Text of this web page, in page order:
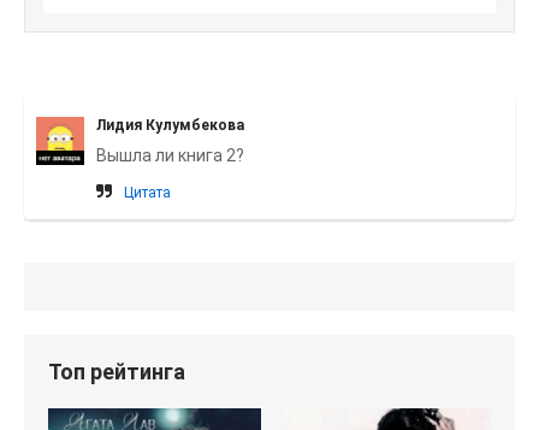
Лидия Кулумбекова
Вышла ли книга 2?
Цитата
Топ рейтинга